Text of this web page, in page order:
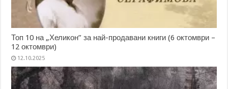
Топ 10 на „Хеликон” за най-продавани книги (6 октомври –
12 октомври)
12.10.2025